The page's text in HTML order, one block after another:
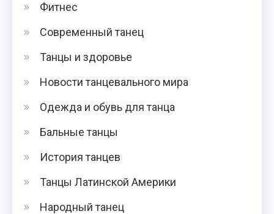
Фитнес
Современный танец
Танцы и здоровье
Новости танцевального мира
Одежда и обувь для танца
Бальные танцы
История танцев
Танцы Латинской Америки
Народный танец